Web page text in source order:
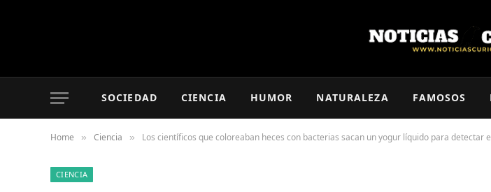
SOCIEDAD CIENCIA HUMOR NATURALEZA FAMOSOS
Home » Ciencia » Los científicos que coloreaban heces con bacterias sacan un yogur líquido para detectar
CIENCIA